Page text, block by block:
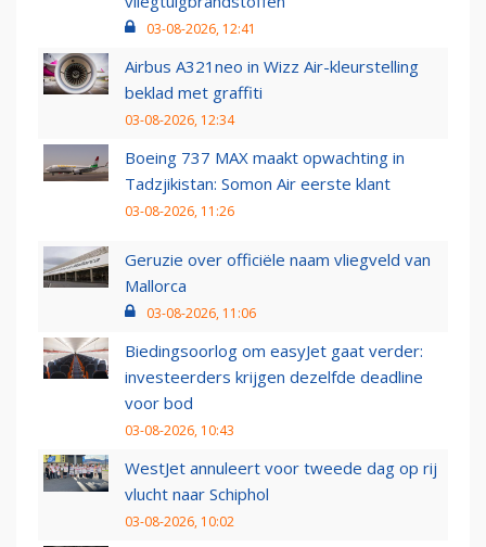
03-08-2026, 12:41
Airbus A321neo in Wizz Air-kleurstelling
beklad met graffiti
03-08-2026, 12:34
Boeing 737 MAX maakt opwachting in
Tadzjikistan: Somon Air eerste klant
03-08-2026, 11:26
Geruzie over officiële naam vliegveld van
Mallorca
03-08-2026, 11:06
Biedingsoorlog om easyJet gaat verder:
investeerders krijgen dezelfde deadline
voor bod
03-08-2026, 10:43
WestJet annuleert voor tweede dag op rij
vlucht naar Schiphol
03-08-2026, 10:02